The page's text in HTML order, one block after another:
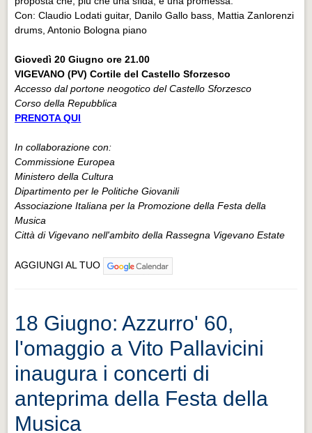
Con: Claudio Lodati guitar, Danilo Gallo bass, Mattia Zanlorenzi
drums, Antonio Bologna piano
Giovedì 20 Giugno ore 21.00
VIGEVANO (PV) Cortile del Castello Sforzesco
Accesso dal portone neogotico del Castello Sforzesco
Corso della Repubblica
PRENOTA QUI
In collaborazione con:
Commissione Europea
Ministero della Cultura
Dipartimento per le Politiche Giovanili
Associazione Italiana per la Promozione della Festa della
Musica
Città di Vigevano nell'ambito della Rassegna Vigevano Estate
AGGIUNGI AL TUO
18 Giugno: Azzurro' 60,
l'omaggio a Vito Pallavicini
inaugura i concerti di
anteprima della Festa della
Musica